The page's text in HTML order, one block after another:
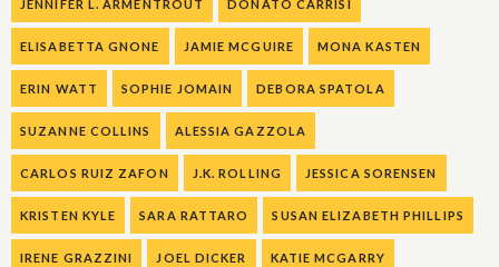
JENNIFER L. ARMENTROUT DONATO CARRISI
ELISABETTA GNONE JAMIE MCGUIRE MONA KASTEN
ERIN WATT SOPHIE JOMAIN DEBORA SPATOLA
SUZANNE COLLINS ALESSIA GAZZOLA
CARLOS RUIZ ZAFON J.K. ROLLING JESSICA SORENSEN
KRISTEN KYLE SARA RATTARO SUSAN ELIZABETH PHILLIPS
IRENE GRAZZINI JOEL DICKER KATIE MCGARRY